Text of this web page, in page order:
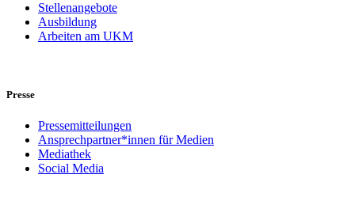
Stellenangebote
Ausbildung
Arbeiten am UKM
Presse
Pressemitteilungen
Ansprechpartner*innen für Medien
Mediathek
Social Media